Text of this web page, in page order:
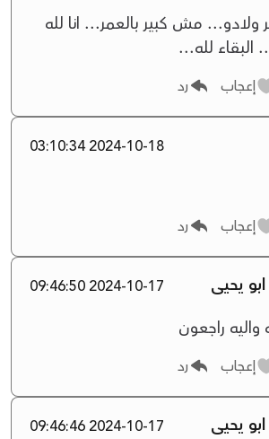
ولادو... مش كبير بالعمر... انا لله
البقاء لله...
إعجاب رد
2024-10-18 03:10:34
إعجاب رد
يحيى 2024-10-17 09:46:50
واليه راجعون
إعجاب رد
يحيى 2024-10-17 09:46:46